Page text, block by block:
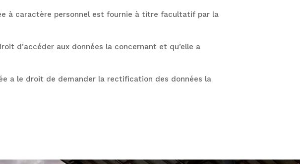
à caractère personnel est fournie à titre facultatif par la
d’accéder aux données la concernant et qu’elle a
a le droit de demander la rectification des données la